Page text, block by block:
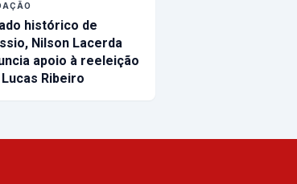
histórico de
Nilson Lacerda
apoio à reeleição
Ribeiro